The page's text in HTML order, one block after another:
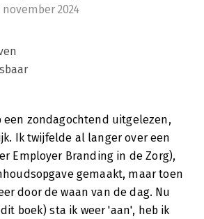
2024
een zondagochtend uitgelezen,
Ik twijfelde al langer over een
Employer Branding in de Zorg),
gemaakt, maar toen
door de waan van de dag. Nu
boek) sta ik weer 'aan', heb ik